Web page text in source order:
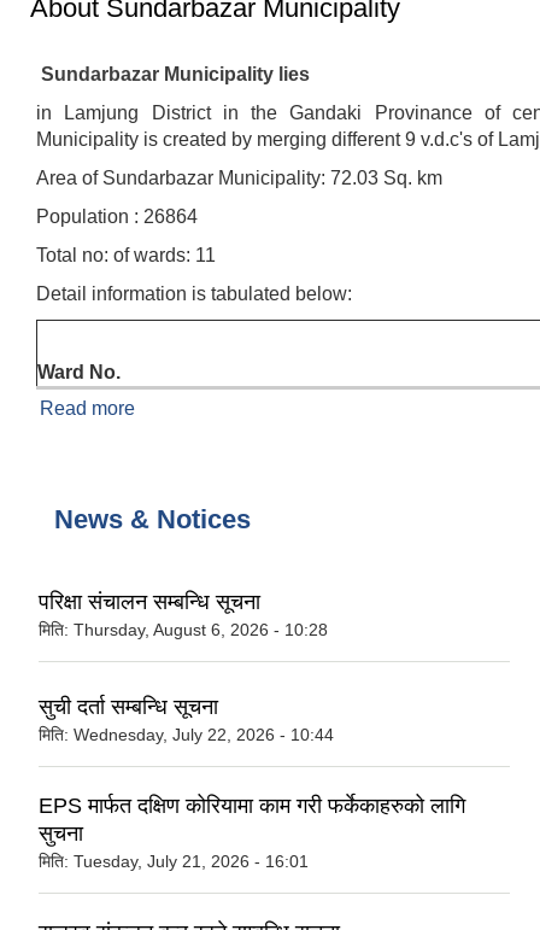
About Sundarbazar Municipality
Sundarbazar Municipality lies
in Lamjung District in the Gandaki Provinance of
Municipality is created by merging different 9 v.d.c's of
Area of Sundarbazar Municipality: 72.03 Sq. km
Population : 26864
Total no: of wards: 11
Detail information is tabulated below:
Ward No.
Read more
News & Notices
परिक्षा संचालन सम्बन्धि सूचना
मिति: Thursday, August 6, 2026 - 10:28
सुची दर्ता सम्बन्धि सूचना
मिति: Wednesday, July 22, 2026 - 10:44
EPS मार्फत दक्षिण कोरियामा काम गरी फर्केकाहरुको लागि
सुचना
मिति: Tuesday, July 21, 2026 - 16:01